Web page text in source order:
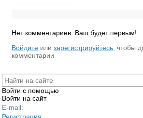
Нет комментариев. Ваш будет первым!
Войдите илизарегистрируйтесь, чтобы
комментарии
Войти с помощью
Войти на сайт
E-mail: